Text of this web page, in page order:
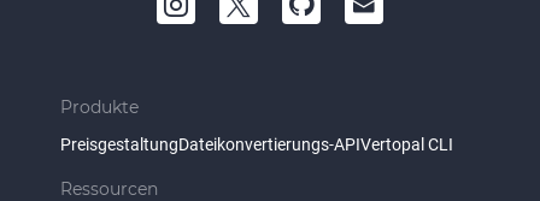
Produkte
PreisgestaltungDateikonvertierungs-APIVertopal CLI
Ressourcen